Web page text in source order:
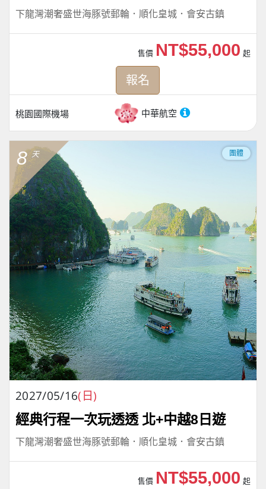
下龍灣潮奢盛世海豚號郵輪．順化皇城．會安古鎮
桃園國際機場 中華航空
售價 NT$55,000 起
報名
8 天 團體
2027/05/16(日)
經典行程一次玩透透 北+中越8日遊
下龍灣潮奢盛世海豚號郵輪．順化皇城．會安古鎮
售價 NT$55,000 起